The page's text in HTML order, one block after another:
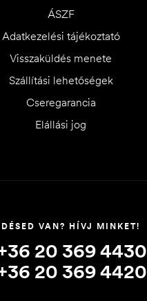
ÁSZF
Adatkezelési tájékoztató
Visszaküldés menete
Szállítási lehetőségek
Cseregarancia
Elállási jog
VAN? HÍVJ MINKET!
20 369 4430
20 369 4420